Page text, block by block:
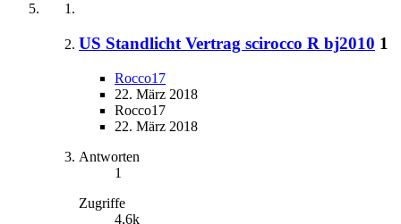
US Standlicht Vertrag scirocco R bj2010 1
Rocco17
22. März 2018
Rocco17
22. März 2018
Antworten
1
Zugriffe
4,6k